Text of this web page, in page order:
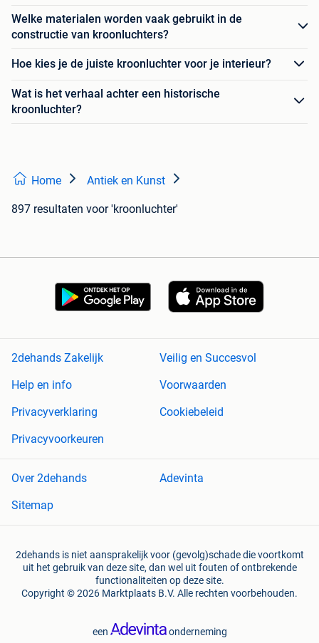
Welke materialen worden vaak gebruikt in de
constructie van kroonluchters?
Hoe kies je de juiste kroonluchter voor je interieur?
Wat is het verhaal achter een historische
kroonluchter?
Home Antiek en Kunst
897 resultaten voor 'kroonluchter'
2dehands Zakelijk
Veilig en Succesvol
Help en info
Voorwaarden
Privacyverklaring
Cookiebeleid
Privacyvoorkeuren
Over 2dehands
Adevinta
Sitemap
2dehands is niet aansprakelijk voor (gevolg)schade die voortkomt
uit het gebruik van deze site, dan wel uit fouten of ontbrekende
functionaliteiten op deze site.
Copyright © 2026 Marktplaats B.V. Alle rechten voorbehouden.
een onderneming